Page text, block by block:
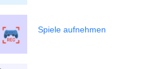
Spiele aufnehmen